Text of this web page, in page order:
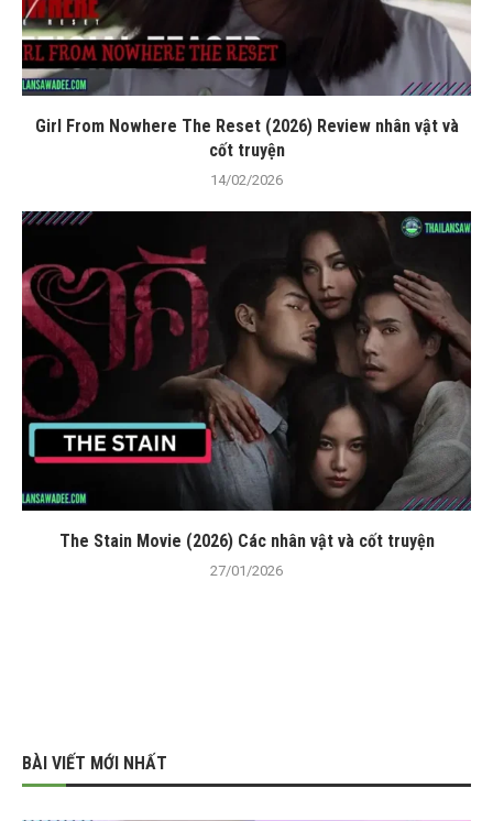
Girl From Nowhere The Reset (2026) Review nhân vật và
cốt truyện
14/02/2026
The Stain Movie (2026) Các nhân vật và cốt truyện
27/01/2026
BÀI VIẾT MỚI NHẤT